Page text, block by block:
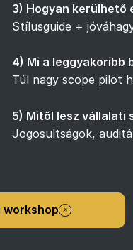
3) Hogyan kerülhető
Stílusguide +
4) Mi a leggyakoribb
Túl nagy scope pilot
5) Mitől lesz vállalati
Jogosultságok,
workshop